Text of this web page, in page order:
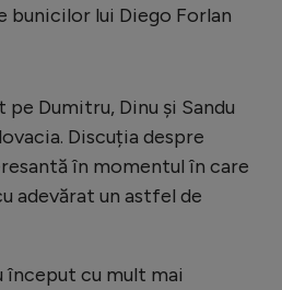
lui Diego Forlan
Dumitru, Dinu și Sandu
Discuția despre
în momentul în care
adevărat un astfel de
început cu mult mai